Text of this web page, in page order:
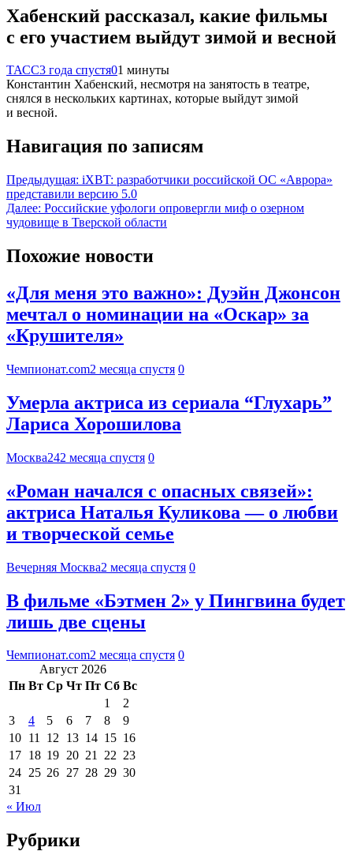
Хабенский рассказал, какие фильмы
с его участием выйдут зимой и весной
ТАСС3 года спустя01 минуты
Константин Хабенский, несмотря на занятость в театре,
снялся в нескольких картинах, которые выйдут зимой
и весной.
Навигация по записям
Предыдущая: iXBT: разработчики российской ОС «Аврора»
представили версию 5.0
Далее: Российские уфологи опровергли миф о озерном
чудовище в Тверской области
Похожие новости
«Для меня это важно»: Дуэйн Джонсон
мечтал о номинации на «Оскар» за
«Крушителя»
Чемпионат.com2 месяца спустя 0
Умерла актриса из сериала “Глухарь”
Лариса Хорошилова
Москва242 месяца спустя 0
«Роман начался с опасных связей»:
актриса Наталья Куликова — о любви
и творческой семье
Вечерняя Москва2 месяца спустя 0
В фильме «Бэтмен 2» у Пингвина будет
лишь две сцены
Чемпионат.com2 месяца спустя 0
Август 2026
Пн Вт Ср Чт Пт Сб Вс
1
2
3
4 5 6 7 8
9
10 11 12 13 14 15 16
17 18 19 20 21 22 23
24 25 26 27 28 29 30
31
« Июл
Рубрики